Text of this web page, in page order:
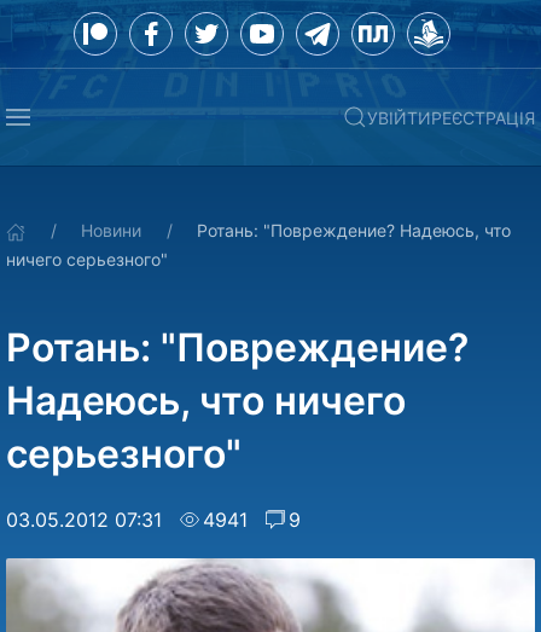
УВІЙТИРЕЄСТРАЦІЯ
Новини
Ротань: "Повреждение? Надеюсь, что
ничего серьезного"
Ротань: "Повреждение?
Надеюсь, что ничего
серьезного"
03.05.2012 07:31 4941 9